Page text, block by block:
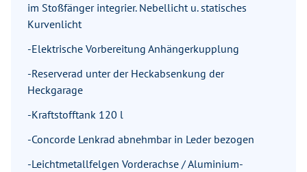
im Stoßfänger integrier. Nebellicht u. statisches
Kurvenlicht
-Elektrische Vorbereitung Anhängerkupplung
-Reserverad unter der Heckabsenkung der
Heckgarage
-Kraftstofftank 120 l
-Concorde Lenkrad abnehmbar in Leder bezogen
-Leichtmetallfelgen Vorderachse / Aluminium-